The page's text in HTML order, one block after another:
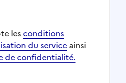
conditions générales
nouvel onglet
nouvel onglet
lesconditions
du service
un nouvel onglet
ainsi
de confidentialité.